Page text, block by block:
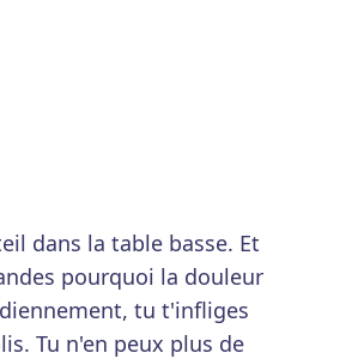
dans la table basse. Et
pourquoi la douleur
tu t'infliges
Tu n'en peux plus de